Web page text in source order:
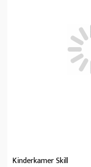
Kinderkamer Skill